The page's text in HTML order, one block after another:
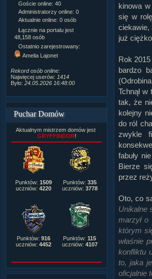
Goście online: 40
Administratorzy online: 0
Aktualnie online: 0 osób
Łącznie na portalu jest
48,158 osób
Ostatnio zarejestrowany:
Amelia Lajonet
Rekord osób online:
Najwięcej userów: 1414
Było: 24.05.2026 16:48:00
Napisanych
Zdjęć w galerii:
Tematów na
Postów na forum:
Komentarzy do
Rozdanych
Wlepionych
Puchar Domów
Aktualnym mistrzem domów jest
GRYFFINDOR!
Punktów: 1509
uczniów: 4220
Punktów: 335
uczniów: 3778
Punktów: 916
uczniów: 4452
Punktów: 115
uczniów: 4107
kinowa
się w
już
Rok
bardzo
Tchnął
tak, że
kolejny
do ról
zwykle
fabuły
Bierze
przez
Oto, co
Unikalne
marzył
którym
właśnie
konfliktu
to, jaka
oficjalnie